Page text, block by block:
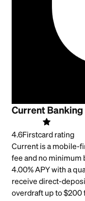
Current Banking
4.6Firstcard rating
Current is a mobile-
fee and no minimum
4.00% APY with a
receive direct-
overdraft up to $200